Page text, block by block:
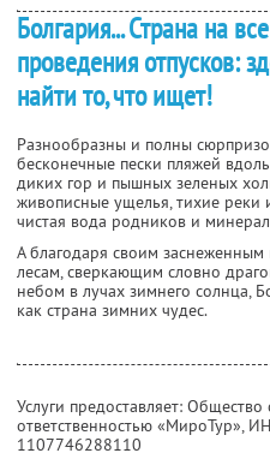
Болгария... Страна на
проведения отпусков:
найти то, что ищет!
Разнообразны и полны
бесконечные пески пляжей
диких гор и пышных зеленых
живописные ущелья, тихие реки
чистая вода родников и
А благодаря своим
лесам, сверкающим словно
небом в лучах зимнего солнца,
как страна зимних чудес.
Услуги предоставляет:
ответственностью «МироТур»,
1107746288110